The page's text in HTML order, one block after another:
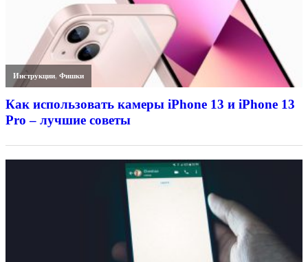
Инструкции,Фишки
Как использовать камеры iPhone 13 и iPhone 13
Pro – лучшие советы